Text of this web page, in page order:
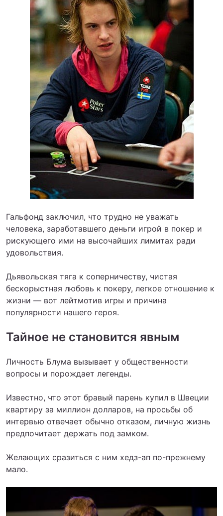
Гальфонд заключил, что трудно не уважать
человека, заработавшего деньги игрой в покер и
рискующего ими на высочайших лимитах ради
удовольствия.
Дьявольская тяга к соперничеству, чистая
бескорыстная любовь к покеру, легкое отношение к
жизни — вот лейтмотив игры и причина
популярности нашего героя.
Тайное не становится явным
Личность Блума вызывает у общественности
вопросы и порождает легенды.
Известно, что этот бравый парень купил в Швеции
квартиру за миллион долларов, на просьбы об
интервью отвечает обычно отказом, личную жизнь
предпочитает держать под замком.
Желающих сразиться с ним хедз-ап по-прежнему
мало.